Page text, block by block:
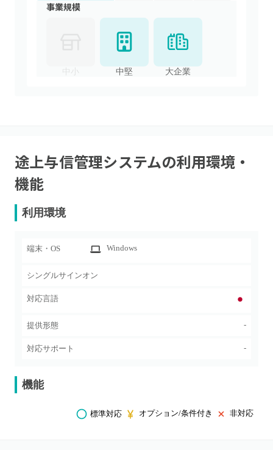
事業規模
中堅 大企業
途上与信管理システムの利用環境・
機能
利用環境
端末・OS Windows
シングルサインオン
対応言語
提供形態 -
対応サポート -
機能
標準対応 オプション/条件付き 非対応